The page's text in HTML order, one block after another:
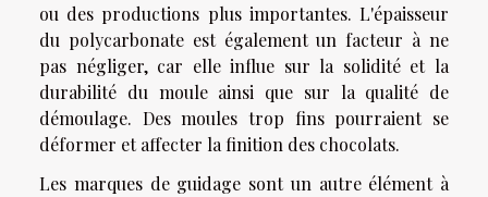
ou des productions plus importantes. L'épaisseur
du polycarbonate est également un facteur à ne
pas négliger, car elle influe sur la solidité et la
durabilité du moule ainsi que sur la qualité de
démoulage. Des moules trop fins pourraient se
déformer et affecter la finition des chocolats.
Les marques de guidage sont un autre élément à